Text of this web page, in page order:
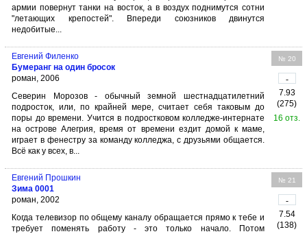
армии повернут танки на восток, а в воздух поднимутся сотни
"летающих крепостей". Впереди союзников двинутся
недобитые...
Евгений Филенко
Бумеранг на один бросок
роман, 2006
Северин Морозов - обычный земной шестнадцатилетний
подросток, или, по крайней мере, считает себя таковым до
поры до времени. Учится в подростковом колледже-интернате
на острове Алегрия, время от времени ездит домой к маме,
играет в фенестру за команду колледжа, с друзьями общается.
Всё как у всех, в...
№ 20
-
7.93
(275)
16 отз.
Евгений Прошкин
Зима 0001
роман, 2002
Когда телевизор по общему каналу обращается прямо к тебе и
требует поменять работу - это только начало. Потом
№ 21
-
7.54
(138)